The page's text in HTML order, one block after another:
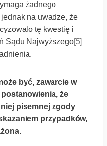
żadnego
na uwadze, że
tę kwestię i
Sądu Najwyższego[5]
być, zawarcie w
że
pisemnej zgody
przypadków,